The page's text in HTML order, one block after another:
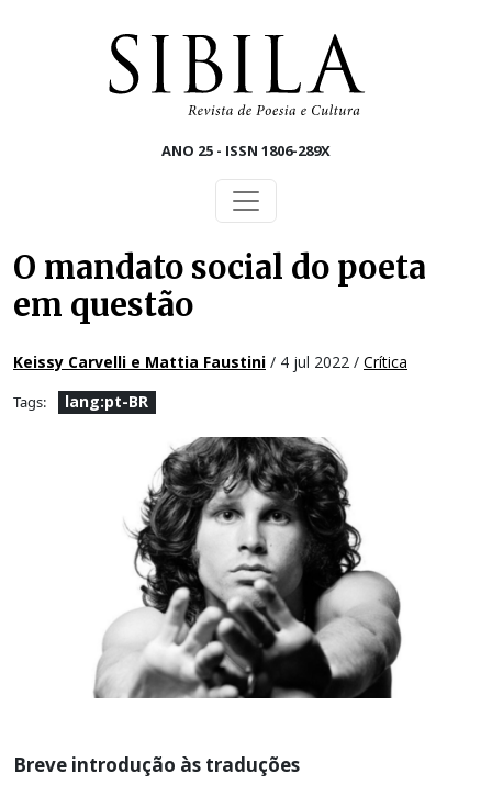
ANO 25 - ISSN 1806-289X
O mandato social do poeta
em questão
Keissy Carvelli e Mattia Faustini / 4 jul 2022 / Crítica
Tags: lang:pt-BR
Breve introdução às traduções